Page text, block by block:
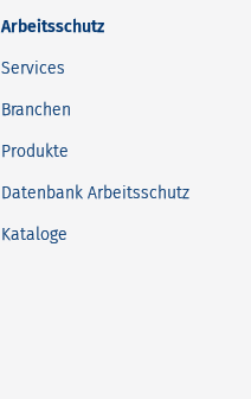
Arbeitsschutz
Services
Branchen
Produkte
Datenbank Arbeitsschutz
Kataloge